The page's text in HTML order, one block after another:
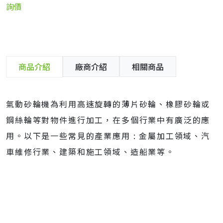
詢價
商品介紹 廠商介紹 相關商品
氣動砂輪機為利用高速旋轉的薄片砂輪、橡膠砂輪或
鋼絲輪等對物件進行加工，在多個行業中有廣泛的應
用。以下是一些常見的產業應用 : 金屬加工領域、汽
車維修行業、建築和施工領域、造船業等。